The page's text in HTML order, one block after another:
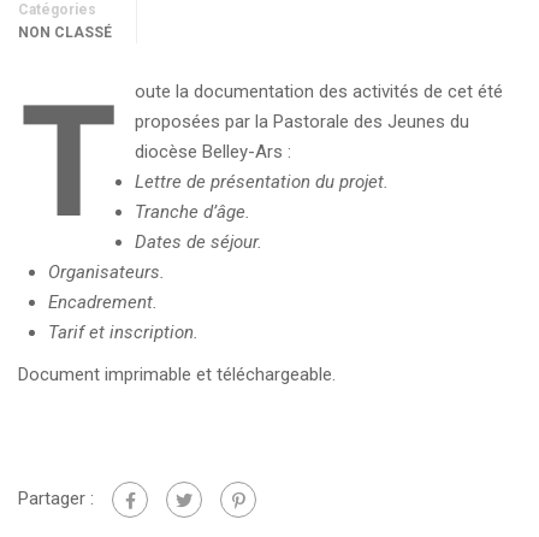
Catégories
NON CLASSÉ
T
oute la documentation des activités de cet été
proposées par la Pastorale des Jeunes du
diocèse Belley-Ars :
Lettre de présentation du projet.
Tranche d’âge.
Dates de séjour.
Organisateurs.
Encadrement.
Tarif et inscription.
Document imprimable et téléchargeable.
Partager :